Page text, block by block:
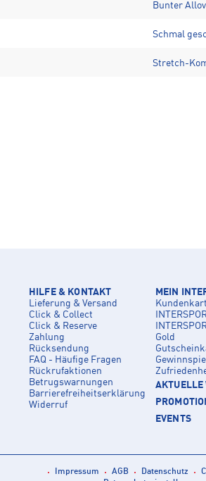
Bunter
Schmal
Stretch-
HILFE & KONTAKT
Lieferung & Versand
Click & Collect
Click & Reserve
Zahlung
Rücksendung
FAQ - Häufige Fragen
Rückrufaktionen
Betrugswarnungen
Barrierefreiheitserklärung
Widerruf
MEIN
Gold
AKTUELLE
EVENTS
Impressum AGB Datenschutz